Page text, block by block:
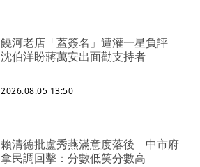
饒河老店「蓋簽名」遭灌一星負評
沈伯洋盼蔣萬安出面勸支持者
2026.08.05 13:50
賴清德批盧秀燕滿意度落後 中市府
拿民調回擊：分數低笑分數高